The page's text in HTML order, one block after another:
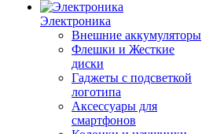
Электроника
Внешние аккумуляторы
Флешки и Жесткие
диски
Гаджеты с подсветкой
логотипа
Аксессуары для
смартфонов